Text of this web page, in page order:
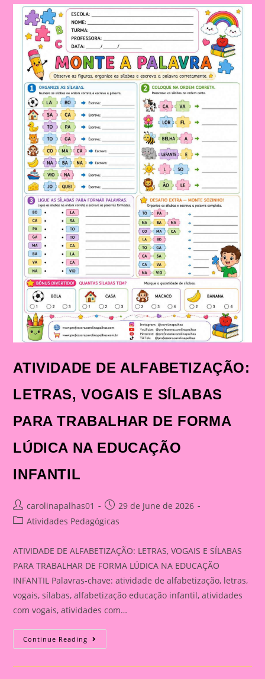
SÍLABAS
PARA
TRABALHAR
DE
FORMA
LÚDICA
NA
EDUCAÇÃO
INFANTIL
ATIVIDADE DE ALFABETIZAÇÃO:
LETRAS, VOGAIS E SÍLABAS
PARA TRABALHAR DE FORMA
LÚDICA NA EDUCAÇÃO
INFANTIL
Post
author:
carolinapalhas01
Post
published:
29 de June de 2026
PostAtividades Pedagógicas
ATIVIDADE DE ALFABETIZAÇÃO: LETRAS, VOGAIS E SÍLABAS
PARA TRABALHAR DE FORMA LÚDICA NA EDUCAÇÃO
INFANTIL Palavras-chave: atividade de alfabetização, letras,
vogais, sílabas, alfabetização educação infantil, atividades
com vogais, atividades com…
Continue Reading ATIVIDADE
DE